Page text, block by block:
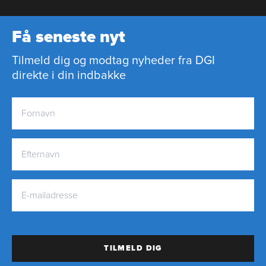
Få seneste nyt
Tilmeld dig og modtag nyheder fra DGI
direkte i din indbakke
TILMELD DIG